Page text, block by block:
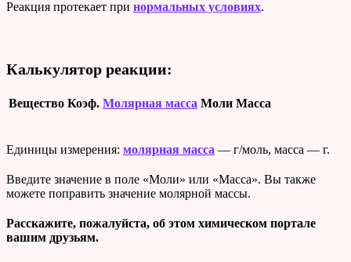
Реакция протекает при нормальных условиях.
Калькулятор реакции:
Вещество Коэф. Молярная масса Моли Масса
Единицы измерения: молярная масса — г/моль, масса — г.
Введите значение в поле «Моли» или «Масса». Вы также
можете поправить значение молярной массы.
Расскажите, пожалуйста, об этом химическом портале
вашим друзьям.